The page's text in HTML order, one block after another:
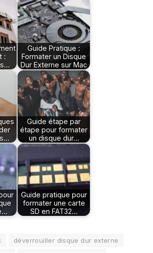
:
Guide Pratique :
Formater un Disque
Dur Externe sur Mac
Guide étape par
étape pour formater
un disque dur…
Guide pratique pour
formater une carte
SD en FAT32…
déverrouiller disque dur externe